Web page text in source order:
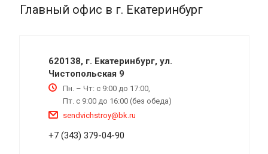
Главный офис в г. Екатеринбург
620138, г. Екатеринбург, ул.
Чистопольская 9
Пн. – Чт: с 9:00 до 17:00,
Пт. с 9:00 до 16:00 (без обеда)
sendvichstroy@bk.ru
+7 (343) 379-04-90